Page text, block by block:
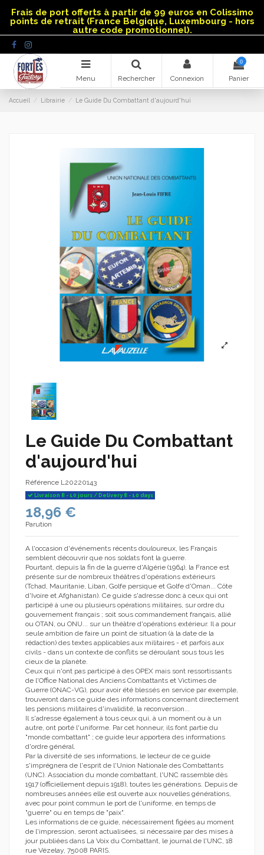
Frais de port offerts à partir de 99 euros en Colissimo
points de retrait (France Belgique, Luxembourg - hors
autre code promotionnel).
Menu Rechercher Connexion
0
Panier
Accueil Librairie Le Guide Du Combattant d'aujourd'hui
Le Guide Du Combattant
d'aujourd'hui
Référence L20220143
Livraison 8 - 10 jours / Delivery 8 - 10 days
18,96 €
Parution
A l'occasion d'événements récents douloureux, les Français
semblent découvrir que nos soldats font la guerre.
Pourtant, depuis la fin de la guerre d'Algérie (1964), la France est
présente sur de nombreux théâtres d'opérations extérieurs
(Tchad, Mauritanie, Liban, Golfe persique et Golfe d'Oman... Côte
d'Ivoire et Afghanistan). Ce guide s'adresse donc à ceux qui ont
participé à une ou plusieurs opérations militaires, sur ordre du
gouvernement français ; soit sous commandement français, allié
ou OTAN, ou ONU... sur un théâtre d'opérations extérieur. Il a pour
seule ambition de faire un point de situation (à la date de la
rédaction) des textes applicables aux militaires - et parfois aux
civils - dans un contexte de conflits se déroulant sous tous les
cieux de la planète.
Ceux qui n'ont pas participé à des OPEX mais sont ressortissants
de l'Office National des Anciens Combattants et Victimes de
Guerre (ONAC-VG), pour avoir été blessés en service par exemple,
trouveront dans ce guide des informations concernant directement
les pensions militaires d'invalidité, la reconversion...
Il s'adresse également à tous ceux qui, à un moment ou à un
autre, ont porté l'uniforme. Par cet honneur, ils font partie du
"monde combattant" ; ce guide leur apportera des informations
d'ordre général.
Par la diversité de ses informations, le lecteur de ce guide
s'imprégnera de l'esprit de l'Union Nationale des Combattants
(UNC). Association du monde combattant, l'UNC rassemble dès
1917 (officiellement depuis 1918), toutes les générations. Depuis de
nombreuses années elle est ouverte aux nouvelles générations,
avec pour point commun le port de l'uniforme, en temps de
"guerre" ou en temps de "paix".
Les informations de ce guide, nécessairement figées au moment
de l'impression, seront actualisées, si nécessaire par des mises à
jour publiées dans La Voix du Combattant, le journal de l'UNC, 18
rue Vézelay, 75008 PARIS.